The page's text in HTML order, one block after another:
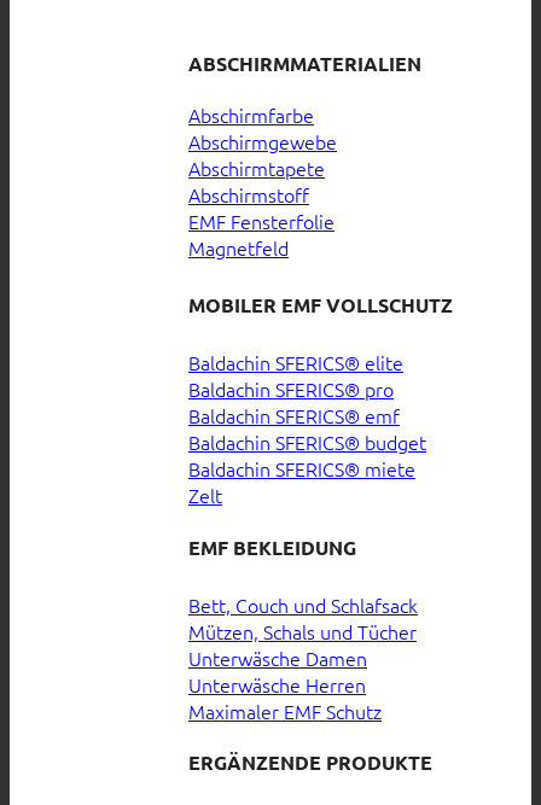
ABSCHIRMMATERIALIEN
Abschirmfarbe
Abschirmgewebe
Abschirmtapete
Abschirmstoff
EMF Fensterfolie
Magnetfeld
MOBILER EMF VOLLSCHUTZ
Baldachin SFERICS® elite
Baldachin SFERICS® pro
Baldachin SFERICS® emf
Baldachin SFERICS® budget
Baldachin SFERICS® miete
Zelt
EMF BEKLEIDUNG
Bett, Couch und Schlafsack
Mützen, Schals und Tücher
Unterwäsche Damen
Unterwäsche Herren
Maximaler EMF Schutz
ERGÄNZENDE PRODUKTE